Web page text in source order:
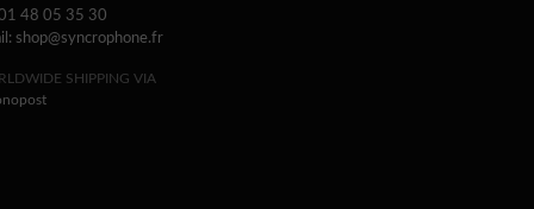
48 05 35 30
shop@syncrophone.fr
SHIPPING VIA